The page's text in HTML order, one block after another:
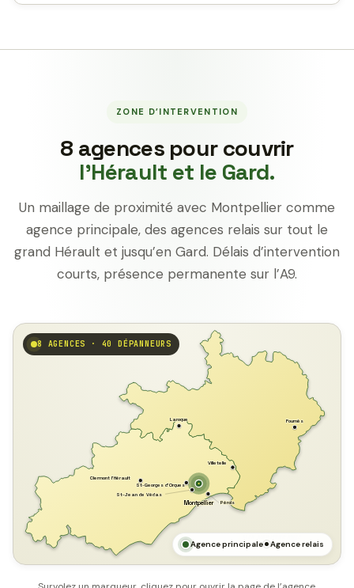
ZONE D’INTERVENTION
8 agences pour couvrir
l’Hérault et le Gard.
Un maillage de proximité avec Montpellier comme
agence principale, des agences relais sur tout le
grand Hérault et jusqu’en Gard. Délais d’intervention
courts, présence permanente sur l’A9.
Montpellier Pérols
Laroque Fournès
Villetelle
St-Georges d'Orques
Clermont l'Hérault
St-Jean de Védas
8 AGENCES · 40 DÉPANNEURS
Agence principale Agence relais